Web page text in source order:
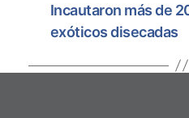
Incautaron más de
exóticos disecadas